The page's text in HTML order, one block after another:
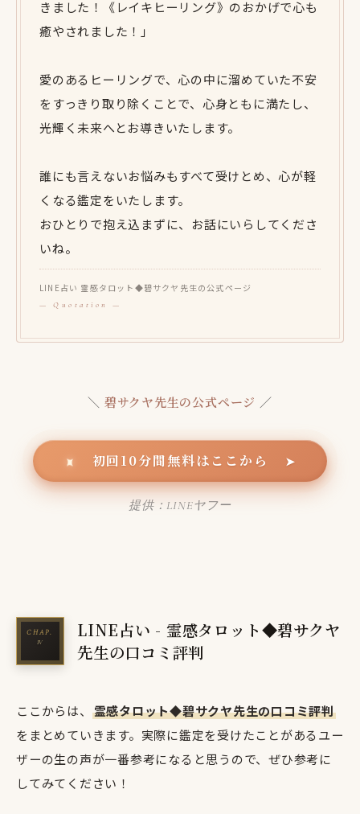
きました！《レイキヒーリング》のおかげで心も
癒やされました！」
愛のあるヒーリングで、心の中に溜めていた不安
をすっきり取り除くことで、心身ともに満たし、
光輝く未来へとお導きいたします。
誰にも言えないお悩みもすべて受けとめ、心が軽
くなる鑑定をいたします。
おひとりで抱え込まずに、お話にいらしてくださ
いね。
LINE占い 霊感タロット◆碧サクヤ先生の公式ページ
＼ 碧サクヤ先生の公式ページ ／
✦ 初回10分間無料はここから ➤
提供：LINEヤフー
LINE占い - 霊感タロット◆碧サクヤ
先生の口コミ評判
ここからは、 霊感タロット◆碧サクヤ先生の口コミ評判
をまとめていきます。実際に鑑定を受けたことがあるユー
ザーの生の声が一番参考になると思うので、ぜひ参考に
してみてください！